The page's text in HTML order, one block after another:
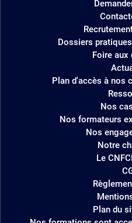
Dossiers
Foire aux
Plan d'accès à nos
Nos
Nos formateurs
Nos
Notre
Le
Plan du